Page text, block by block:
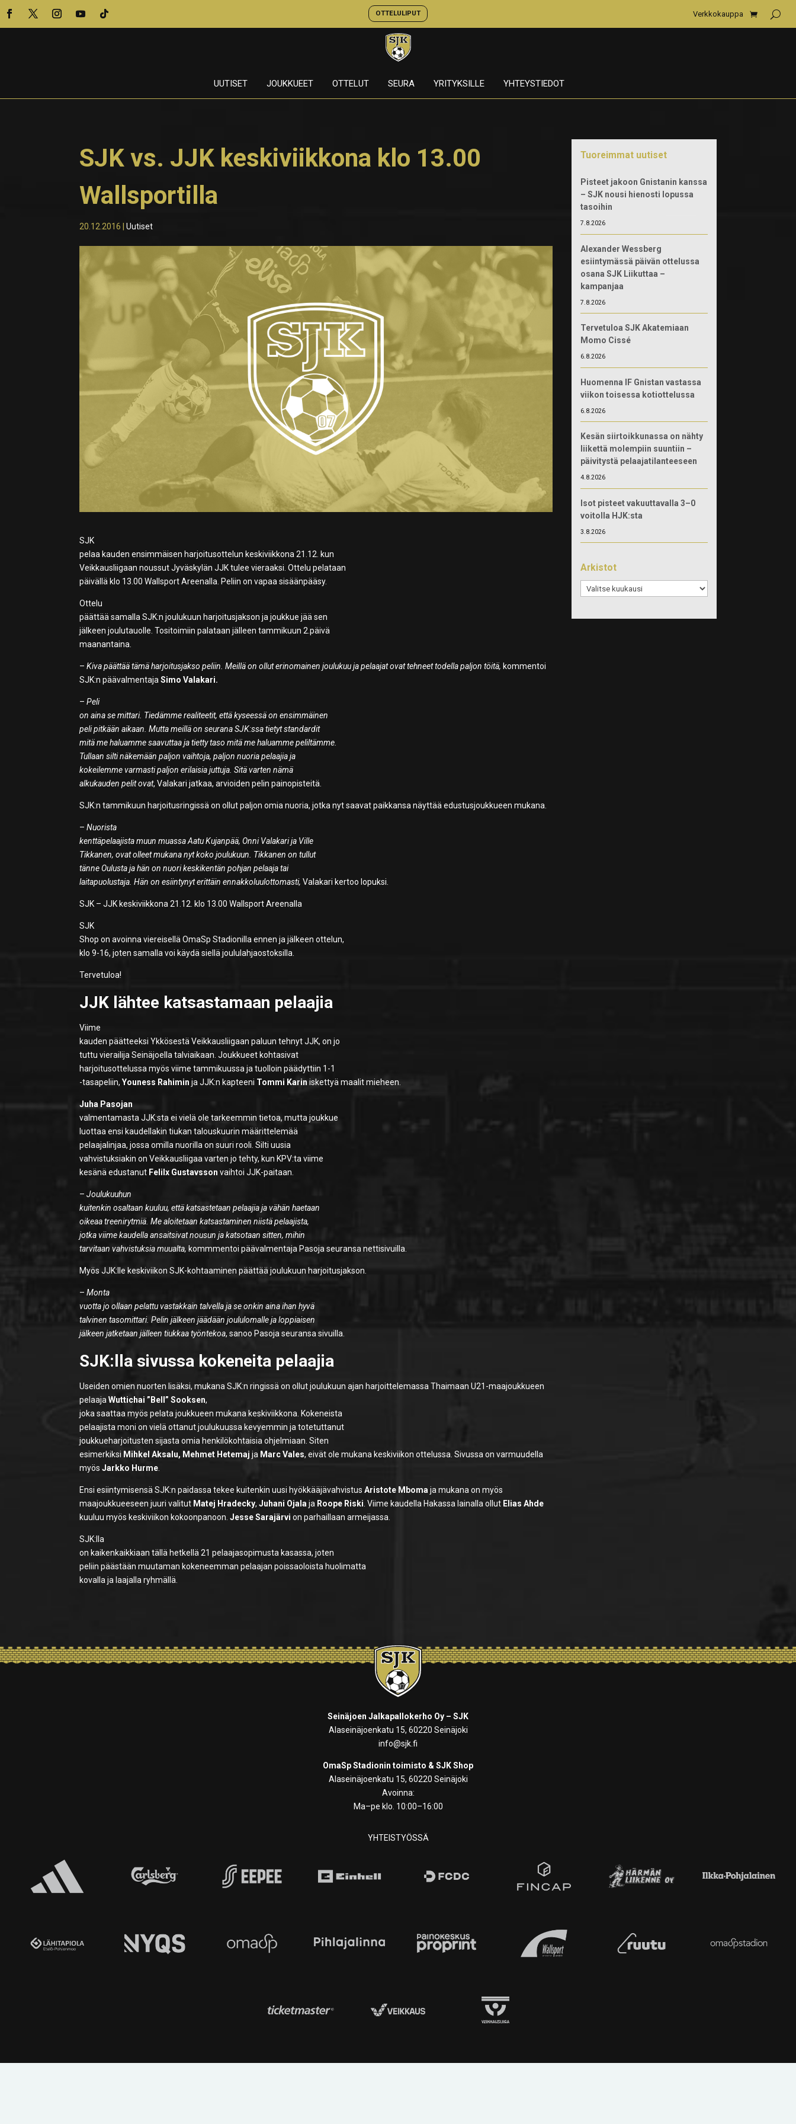
OTTELULIPUT Verkkokauppa
UUTISET JOUKKUEET OTTELUT SEURA YRITYKSILLE YHTEYSTIEDOT
SJK vs. JJK keskiviikkona klo 13.00
Wallsportilla
20.12.2016 |Uutiset
SJK
pelaa kauden ensimmäisen harjoitusottelun keskiviikkona 21.12. kun
Veikkausliigaan noussut Jyväskylän JJK tulee vieraaksi. Ottelu pelataan
päivällä klo 13.00 Wallsport Areenalla. Peliin on vapaa sisäänpääsy.
Ottelu
päättää samalla SJK:n joulukuun harjoitusjakson ja joukkue jää sen
jälkeen joulutauolle. Tositoimiin palataan jälleen tammikuun 2.päivä
maanantaina.
–Kiva päättää tämä harjoitusjakso peliin. Meillä on ollut erinomainen joulukuu ja pelaajat ovat tehneet todella paljon töitä, kommentoi
SJK:n päävalmentajaSimo Valakari.
–Peli
on aina se mittari. Tiedämme realiteetit, että kyseessä on ensimmäinen
peli pitkään aikaan. Mutta meillä on seurana SJK:ssa tietyt standardit
mitä me haluamme saavuttaa ja tietty taso mitä me haluamme peliltämme.
Tullaan silti näkemään paljon vaihtoja, paljon nuoria pelaajia ja
kokeilemme varmasti paljon erilaisia juttuja. Sitä varten nämä
alkukauden pelit ovat, Valakari jatkaa, arvioiden pelin painopisteitä.
SJK:n tammikuun harjoitusringissä on ollut paljon omia nuoria, jotka nyt saavat paikkansa näyttää edustusjoukkueen mukana.
–Nuorista
kenttäpelaajista muun muassa Aatu Kujanpää, Onni Valakari ja Ville
Tikkanen, ovat olleet mukana nyt koko joulukuun. Tikkanen on tullut
tänne Oulusta ja hän on nuori keskikentän pohjan pelaaja tai
laitapuolustaja. Hän on esiintynyt erittäin ennakkoluulottomasti, Valakari kertoo lopuksi.
SJK – JJK keskiviikkona 21.12. klo 13.00 Wallsport Areenalla
SJK
Shop on avoinna viereisellä OmaSp Stadionilla ennen ja jälkeen ottelun,
klo 9-16, joten samalla voi käydä siellä joululahjaostoksilla.
Tervetuloa!
JJK lähtee katsastamaan pelaajia
Viime
kauden päätteeksi Ykkösestä Veikkausliigaan paluun tehnyt JJK, on jo
tuttu vierailija Seinäjoella talviaikaan. Joukkueet kohtasivat
harjoitusottelussa myös viime tammikuussa ja tuolloin päädyttiin 1-1
-tasapeliin,Youness Rahimin ja JJK:n kapteeni Tommi Karin iskettyä maalit mieheen.
Juha Pasojan
valmentamasta JJK:sta ei vielä ole tarkeemmin tietoa, mutta joukkue
luottaa ensi kaudellakin tiukan talouskuurin määrittelemää
pelaajalinjaa, jossa omilla nuorilla on suuri rooli. Silti uusia
vahvistuksiakin on Veikkausliigaa varten jo tehty, kun KPV:ta viime
kesänä edustanut Felilx Gustavsson vaihtoi JJK-paitaan.
–Joulukuuhun
kuitenkin osaltaan kuuluu, että katsastetaan pelaajia ja vähän haetaan
oikeaa treenirytmiä. Me aloitetaan katsastaminen niistä pelaajista,
jotka viime kaudella ansaitsivat nousun ja katsotaan sitten, mihin
tarvitaan vahvistuksia muualta, kommmentoi päävalmentaja Pasoja seuransa nettisivuilla.
Myös JJK:lle keskiviikon SJK-kohtaaminen päättää joulukuun harjoitusjakson.
–Monta
vuotta jo ollaan pelattu vastakkain talvella ja se onkin aina ihan hyvä
talvinen tasomittari. Pelin jälkeen jäädään joululomalle ja loppiaisen
jälkeen jatketaan jälleen tiukkaa työntekoa, sanoo Pasoja seuransa sivuilla.
SJK:lla sivussa kokeneita pelaajia
Useiden omien nuorten lisäksi, mukana SJK:n ringissä on ollut joulukuun ajan harjoittelemassa Thaimaan U21-maajoukkueen
pelaajaWuttichai ”Bell” Sooksen,
joka saattaa myös pelata joukkueen mukana keskiviikkona. Kokeneista
pelaajista moni on vielä ottanut joulukuussa kevyemmin ja totetuttanut
joukkueharjoitusten sijasta omia henkilökohtaisia ohjelmiaan. Siten
esimerkiksi Mihkel Aksalu, Mehmet Hetemaj ja Marc Vales, eivät ole mukana keskiviikon ottelussa. Sivussa on varmuudella
myösJarkko Hurme.
Ensi esiintymisensä SJK:n paidassa tekee kuitenkin uusi hyökkääjävahvistusAristote Mbomaja mukana on myös
maajoukkueeseen juuri valitut Matej Hradecky,Juhani Ojalaja Roope Riski. Viime kaudella Hakassa lainalla ollut Elias Ahde
kuuluu myös keskiviikon kokoonpanoon.Jesse Sarajärvi on parhaillaan armeijassa.
SJK:lla
on kaikenkaikkiaan tällä hetkellä 21 pelaajasopimusta kasassa, joten
peliin päästään muutaman kokeneemman pelaajan poissaoloista huolimatta
kovalla ja laajalla ryhmällä.
Tuoreimmat uutiset
Pisteet jakoon Gnistanin kanssa
– SJK nousi hienosti lopussa
tasoihin
7.8.2026
Alexander Wessberg
esiintymässä päivän ottelussa
osana SJK Liikuttaa –
kampanjaa
7.8.2026
Tervetuloa SJK Akatemiaan
Momo Cissé
6.8.2026
Huomenna IF Gnistan vastassa
viikon toisessa kotiottelussa
6.8.2026
Kesän siirtoikkunassa on nähty
liikettä molempiin suuntiin –
päivitystä pelaajatilanteeseen
4.8.2026
Isot pisteet vakuuttavalla 3–0
voitolla HJK:sta
3.8.2026
Arkistot
Arkistot
Seinäjoen Jalkapallokerho Oy – SJK
Alaseinäjoenkatu 15, 60220 Seinäjoki
info@sjk.fi
OmaSp Stadionin toimisto & SJK Shop
Alaseinäjoenkatu 15, 60220 Seinäjoki
Avoinna:
Ma–pe klo. 10:00–16:00
YHTEISTYÖSSÄ